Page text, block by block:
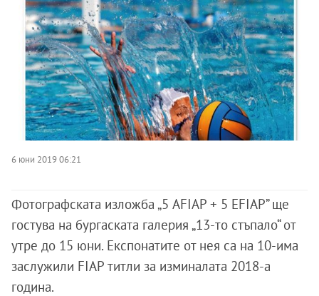
6 юни 2019 06:21
Фотографската изложба „5 AFIAP + 5 EFIAP” ще
гостува на бургаската галерия „13-то стъпало“ от
утре до 15 юни. Експонатите от нея са на 10-има
заслужили FIAP титли за изминалата 2018-а
година.